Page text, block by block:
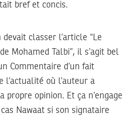
bref et concis.
devait classer l’article “Le
Mohamed Talbi”, il s’agit bel
Commentaire d’un fait
l’actualité où l’auteur a
propre opinion. Et ça n’engage
Nawaat si son signataire